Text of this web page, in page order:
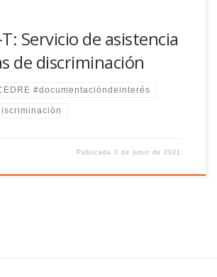
Servicio de asistencia
de discriminación
#documentacióndeinterés
Publicada3 de junio de 2021